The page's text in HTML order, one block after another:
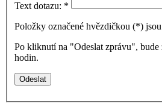
Text dotazu: *
Položky označené hvězdičkou (*)
Po kliknutí na "Odeslat zprávu", bude
hodin.